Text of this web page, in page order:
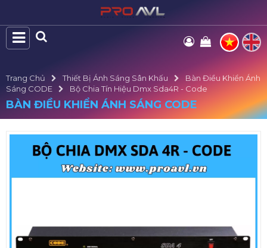
Trang Chủ Thiết Bị Ánh Sáng Sân Khấu
Bàn Điều Khiển Ánh
Sáng CODE
Bộ Chia Tín Hiệu Dmx Sda4R - Code
BÀN ĐIỀU KHIỂN ÁNH SÁNG CODE